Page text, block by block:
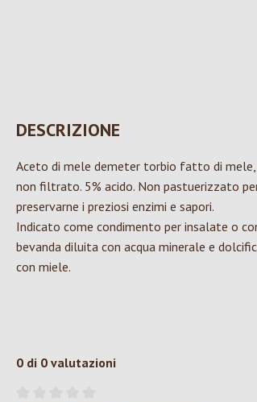
DESCRIZIONE
Aceto di mele demeter torbio fatto di mele,
non filtrato. 5% acido. Non pastuerizzato
preservarne i preziosi enzimi e sapori.
Indicato come condimento per insalate o
bevanda diluita con acqua minerale e
con miele.
0 di 0 valutazioni